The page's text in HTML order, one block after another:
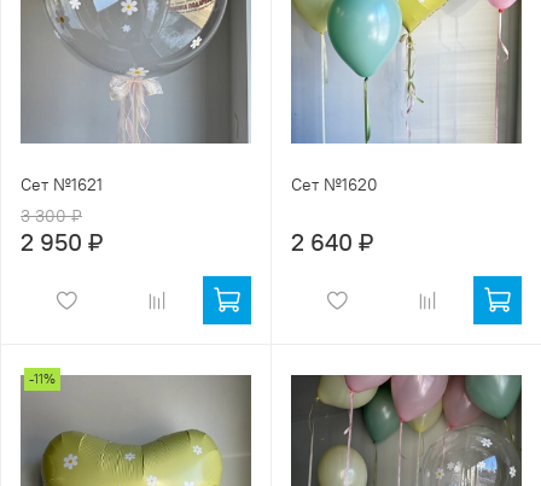
Сет №1621
3 300 ₽
2 950 ₽
Сет №1620
2 640 ₽
-11%